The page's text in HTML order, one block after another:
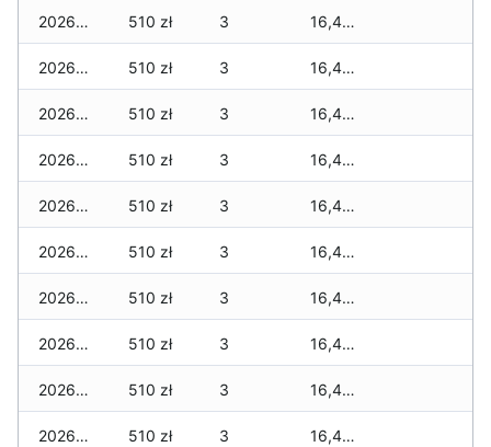
2026-07-12 510 zł 3 16,479 zł
2026-07-11 510 zł 3 16,479 zł
2026-07-10 510 zł 3 16,479 zł
2026-07-09 510 zł 3 16,479 zł
2026-07-08 510 zł 3 16,479 zł
2026-07-07 510 zł 3 16,479 zł
2026-07-06 510 zł 3 16,479 zł
2026-07-05 510 zł 3 16,479 zł
2026-07-04 510 zł 3 16,479 zł
2026-07-03 510 zł 3 16,479 zł